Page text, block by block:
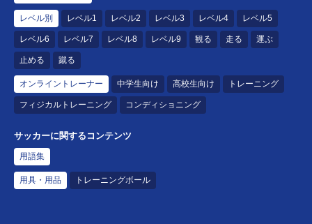
レベル別 レベル1 レベル2 レベル3 レベル4 レベル5
レベル6 レベル7 レベル8 レベル9 観る 走る 運ぶ
止める 蹴る
オンライントレーナー 中学生向け 高校生向け トレーニング
フィジカルトレーニング コンディショニング
サッカーに関するコンテンツ
用語集
用具・用品 トレーニングボール